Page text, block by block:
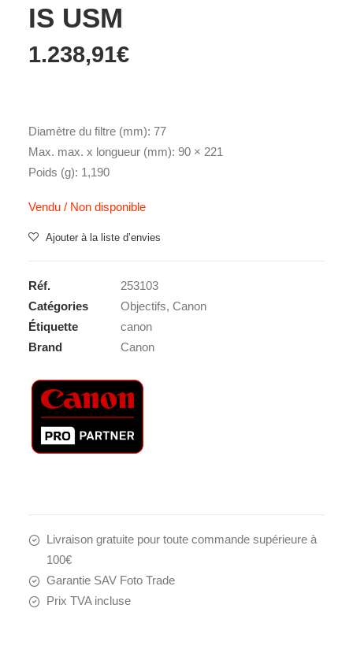
IS USM
1.238,91€
Diamètre du filtre (mm): 77
Max. max. x longueur (mm): 90 × 221
Poids (g): 1,190
Vendu / Non disponible
Ajouter à la liste d’envies
Réf.
253103
Catégories
Objectifs, Canon
Étiquette
canon
Brand
Canon
Livraison gratuite pour toute commande supérieure à
100€
Garantie SAV Foto Trade
Prix TVA incluse